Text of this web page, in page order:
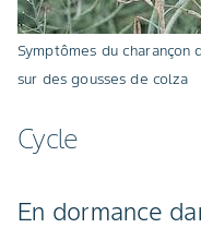
Symptômes du charançon
sur des gousses de colza
Cycle
En dormance